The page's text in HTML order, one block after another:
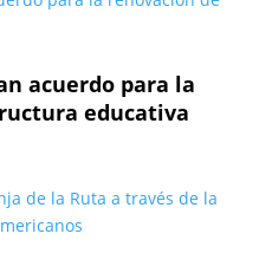
acuerdo para la
educativa